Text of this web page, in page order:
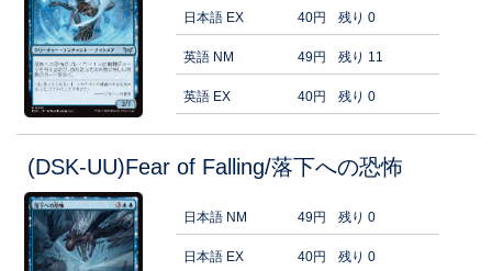
日本語 EX 40円 残り 0
英語 NM 49円 残り 11
英語 EX 40円 残り 0
(DSK-UU)Fear of Falling/落下への恐怖
日本語 NM 49円 残り 0
日本語 EX 40円 残り 0